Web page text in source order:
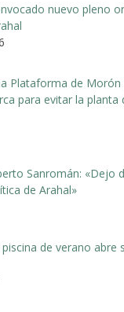
nuevo pleno
Plataforma de Morón
para evitar la planta
Sanromán: «Dejo
de Arahal»
piscina de verano abre